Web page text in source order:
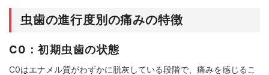
虫歯の進行度別の痛みの特徴
C0：初期虫歯の状態
C0はエナメル質がわずかに脱灰している段階で、痛みを感じるこ